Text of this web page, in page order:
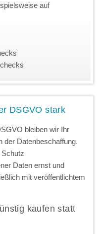
auf
DSGVO stark
bleiben wir Ihr
der Datenbeschaffung.
Daten ernst und
mit veröffentlichtem
kaufen statt